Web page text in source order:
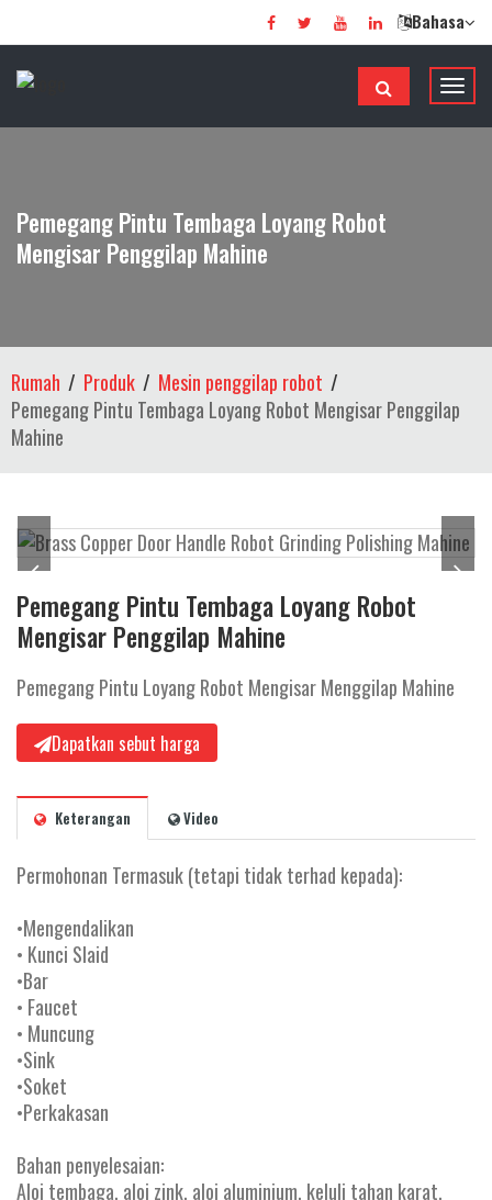
Bahasa
T
i
Pemegang Pintu Tembaga Loyang Robot
Mengisar Penggilap Mahine
Rumah Produk
Mesin penggilap robot
Pemegang Pintu Tembaga Loyang Robot Mengisar Penggilap
Mahine
Pemegang Pintu Tembaga Loyang Robot
Mengisar Penggilap Mahine
Pemegang Pintu Loyang Robot Mengisar Menggilap Mahine
Dapatkan sebut harga
Keterangan Video
Permohonan Termasuk (tetapi tidak terhad kepada):
•Mengendalikan
• Kunci Slaid
•Bar
• Faucet
• Muncung
•Sink
•Soket
•Perkakasan
Bahan penyelesaian:
Aloi tembaga, aloi zink, aloi aluminium, keluli tahan karat,